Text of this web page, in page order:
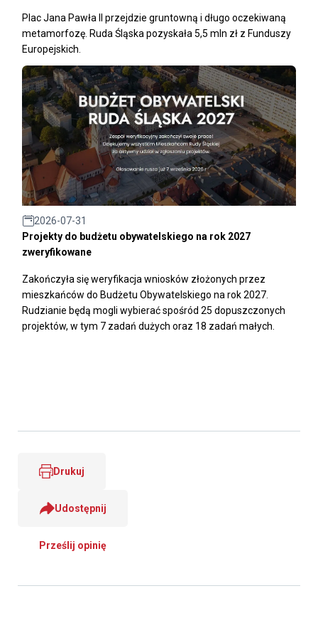
Plac Jana Pawła II przejdzie gruntowną i długo oczekiwaną
metamorfozę. Ruda Śląska pozyskała 5,5 mln zł z Funduszy
Europejskich.
2026-07-31
Projekty do budżetu obywatelskiego na rok 2027
zweryfikowane
Zakończyła się weryfikacja wniosków złożonych przez
mieszkańców do Budżetu Obywatelskiego na rok 2027.
Rudzianie będą mogli wybierać spośród 25 dopuszczonych
projektów, w tym 7 zadań dużych oraz 18 zadań małych.
Drukuj
Udostępnij
Prześlij opinię